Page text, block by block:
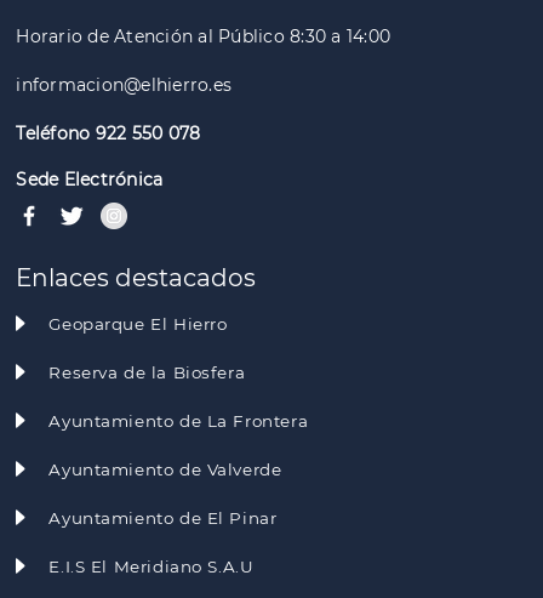
Horario de Atención al Público 8:30 a 14:00
informacion@elhierro.es
Teléfono 922 550 078
Sede Electrónica
Enlaces destacados
Geoparque El Hierro
Reserva de la Biosfera
Ayuntamiento de La Frontera
Ayuntamiento de Valverde
Ayuntamiento de El Pinar
E.I.S El Meridiano S.A.U